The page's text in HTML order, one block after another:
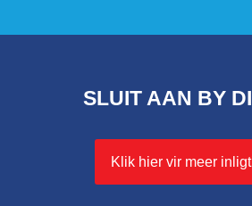
SLUIT AAN BY
Klik hier vir meer